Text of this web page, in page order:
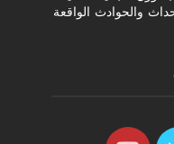
والحوادث الواقعة